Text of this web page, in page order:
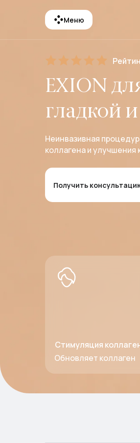
EXION
гладкой
Неинвазивная
коллагена и улучшения
Получить
Меню
Стимуляция
Обновляет коллаген